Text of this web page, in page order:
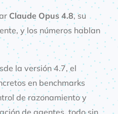
Claude Opus 4.8, su
y los números hablan
la versión 4.7, el
en benchmarks
de razonamiento y
de agentes, todo sin